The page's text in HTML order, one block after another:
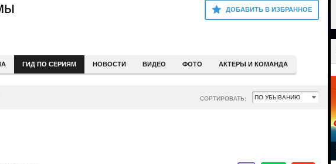
ДОБАВИТЬ В ИЗБРАННОЕ
ГИД ПО СЕРИЯМ НОВОСТИ ВИДЕО ФОТО АКТЕРЫ И КОМАНДА
СОРТИРОВАТЬ: